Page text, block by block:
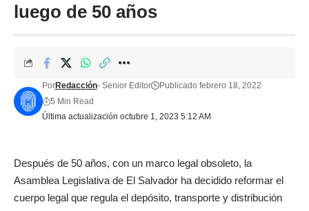
luego de 50 años
Última actualización octubre 1, 2023 5:12 AM
PorRedacción- Senior Editor
Publicado febrero 18, 2022
5 Min Read
Después de 50 años, con un marco legal obsoleto, la
Asamblea Legislativa de El Salvador ha decidido reformar el
cuerpo legal que regula el depósito, transporte y distribución